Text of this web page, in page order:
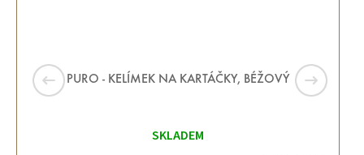
PURO - KELÍMEK NA KARTÁČKY, BÉŽOVÝ
SKLADEM